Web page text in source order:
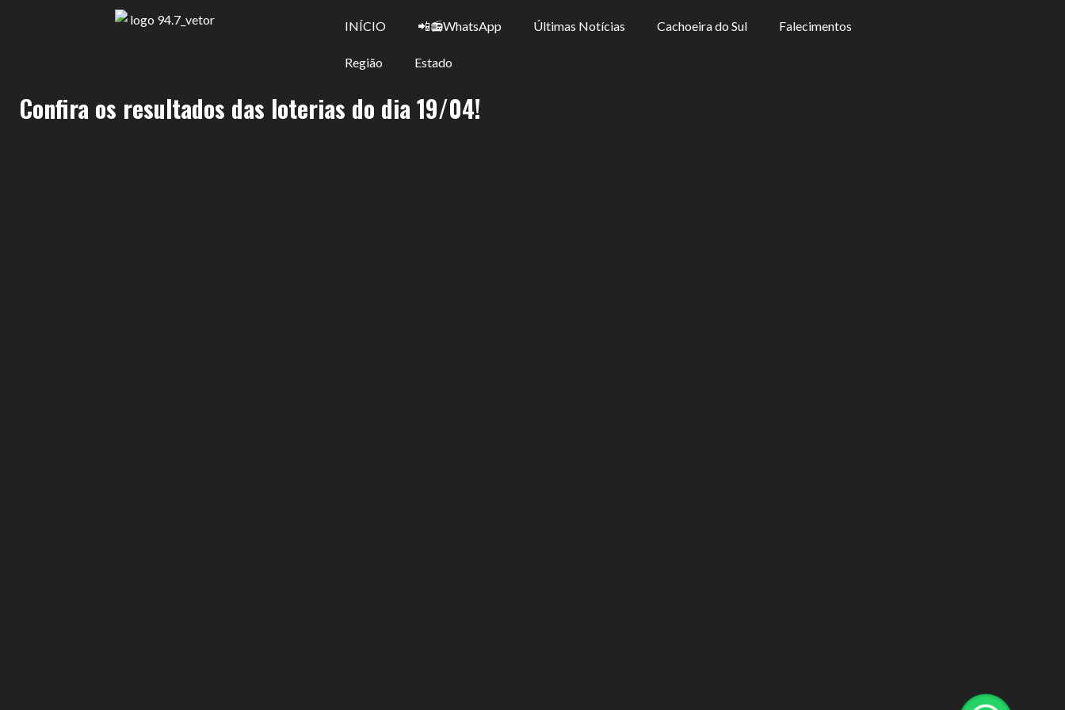
INÍCIO 📲📻WhatsApp Últimas Notícias Cachoeira do Sul Falecimentos
Região Estado
Confira os resultados das loterias do dia 19/04!